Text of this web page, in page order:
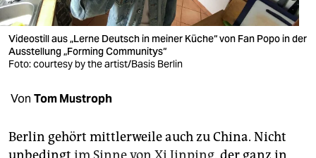
verlag
veranstaltungen
unterstützen
Videostill aus „Lerne Deutsch in meiner Küche“ von Fan Popo in der
Ausstellung „Forming Communitys“
Foto: courtesy by the artist/Basis Berlin
Von Tom Mustroph
Berlin gehört mittlerweile auch zu China. Nicht